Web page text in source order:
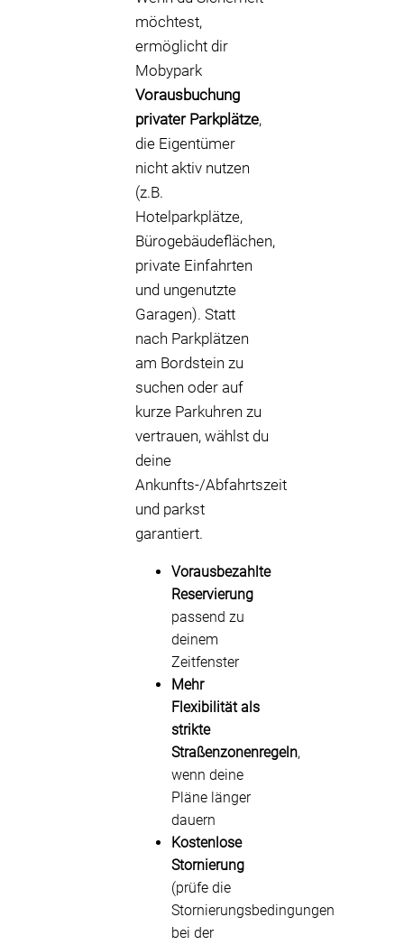
möchtest,
ermöglicht dir
Mobypark
Vorausbuchung
privater Parkplätze,
die Eigentümer
nicht aktiv nutzen
(z.B.
Hotelparkplätze,
Bürogebäudeflächen,
private Einfahrten
und ungenutzte
Garagen). Statt
nach Parkplätzen
am Bordstein zu
suchen oder auf
kurze Parkuhren zu
vertrauen, wählst du
deine
Ankunfts-/Abfahrtszeit
und parkst
garantiert.
Vorausbezahlte
Reservierung
passend zu
deinem
Zeitfenster
Mehr
Flexibilität als
strikte
Straßenzonenregeln,
wenn deine
Pläne länger
dauern
Kostenlose
Stornierung
(prüfe die
Stornierungsbedingungen
bei der